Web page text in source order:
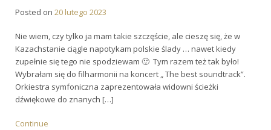
Posted on 20 lutego 2023
Nie wiem, czy tylko ja mam takie szczęście, ale cieszę się, że w
Kazachstanie ciągle napotykam polskie ślady … nawet kiedy
zupełnie się tego nie spodziewam 🙂 Tym razem też tak było!
Wybrałam się do filharmonii na koncert „ The best soundtrack”.
Orkiestra symfoniczna zaprezentowała widowni ścieżki
dźwiękowe do znanych […]
Continue